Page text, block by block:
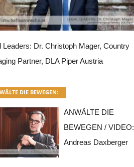
Leaders: Dr. Christoph Mager, Country
Partner, DLA Piper Austria
DIE BEWEGEN:
ANWÄLTE DIE
BEWEGEN / VIDEO:
Andreas Daxberger